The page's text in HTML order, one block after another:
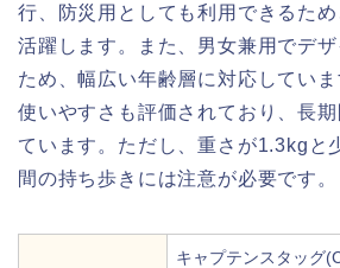
行、防災用としても利用できるた
活躍します。また、男女兼用でデ
ため、幅広い年齢層に対応してい
使いやすさも評価されており、長
ています。ただし、重さが1.3kgと
間の持ち歩きには注意が必要です。
キャプテンスタッグ